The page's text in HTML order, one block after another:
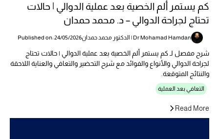
كم يستمر ألم الخصية بعد عملية الدوالي | حالات
تحتاج لجراحة الدوالي – د. محمد حمدان
Dr Mohamad Hamdan | الدكتور محمد حمدان Published on: 24/05/2026
شرح مفصل لـ كم يستمر ألم الخصية بعد عملية الدوالي | حالات تحتاج
لجراحة الدوالي والأنواع والفوائد مع شرح التحضير والتعافي والعناية اللاحقة
والنتائج المتوقعة.
التعافي بعد العملية
Read More